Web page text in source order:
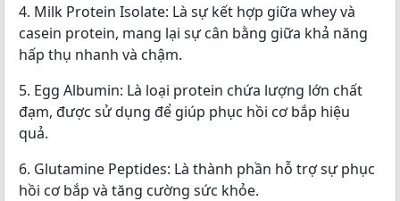
4. Milk Protein Isolate: Là sự kết hợp giữa whey và
casein protein, mang lại sự cân bằng giữa khả năng
hấp thụ nhanh và chậm.
5. Egg Albumin: Là loại protein chứa lượng lớn chất
đạm, được sử dụng để giúp phục hồi cơ bắp hiệu
quả.
6. Glutamine Peptides: Là thành phần hỗ trợ sự phục
hồi cơ bắp và tăng cường sức khỏe.